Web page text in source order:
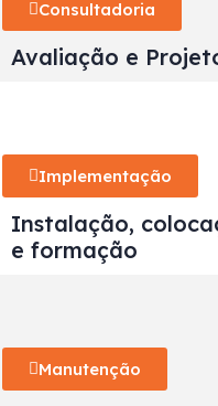
Consultadoria
Avaliação e
Implementação
Instalação,
e formação
Manutenção